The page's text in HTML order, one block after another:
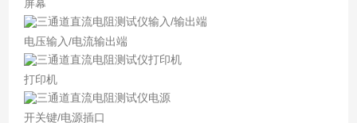
屏幕
电压输入/电流输出端
打印机
开关键/电源插口